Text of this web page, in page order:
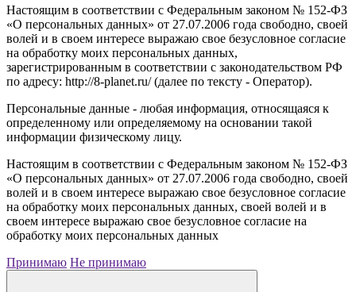
Настоящим в соответствии с Федеральным законом № 152-ФЗ
«О персональных данных» от 27.07.2006 года свободно, своей
волей и в своем интересе выражаю свое безусловное согласие
на обработку моих персональных данных,
зарегистрированным в соответствии с законодательством РФ
по адресу: http://8-planet.ru/ (далее по тексту - Оператор).
Персональные данные - любая информация, относящаяся к
определенному или определяемому на основании такой
информации физическому лицу.
Настоящим в соответствии с Федеральным законом № 152-ФЗ
«О персональных данных» от 27.07.2006 года свободно, своей
волей и в своем интересе выражаю свое безусловное согласие
на обработку моих персональных данных, своей волей и в
своем интересе выражаю свое безусловное согласие на
обработку моих персональных данных
Принимаю Не принимаю